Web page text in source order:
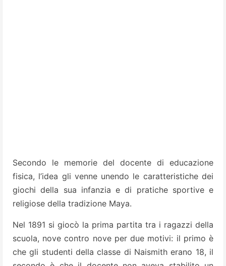
Secondo le memorie del docente di educazione
fisica, l’idea gli venne unendo le caratteristiche dei
giochi della sua infanzia e di pratiche sportive e
religiose della tradizione Maya.
Nel 1891 si giocò la prima partita tra i ragazzi della
scuola, nove contro nove per due motivi: il primo è
che gli studenti della classe di Naismith erano 18, il